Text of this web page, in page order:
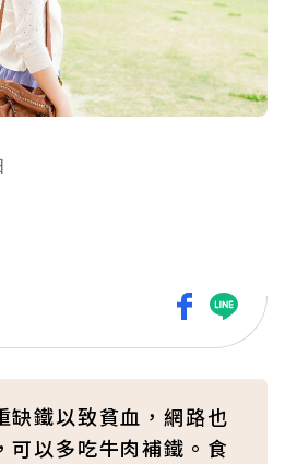
缺鐵以致貧血，網路也
可以多吃牛肉補鐵。食